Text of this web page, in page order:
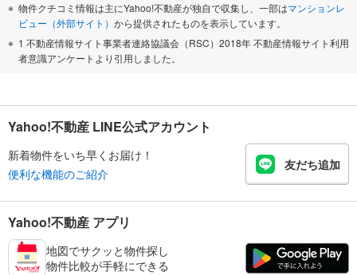
物件クチコミ情報は主にYahoo!不動産が独自で収集し、一部はマンションレ
ビュー（外部サイト） から提供されたものを表示しています。
1 不動産情報サイト事業者連絡協議会（RSC）2018年 不動産情報サイト利用
者意識アンケートより引用しました。
Yahoo!不動産 LINE公式アカウント
新着物件をいち早くお届け！
便利な機能のご紹介
友だち追加
Yahoo!不動産 アプリ
地図でサクッと物件探し
物件比較が手軽にできる